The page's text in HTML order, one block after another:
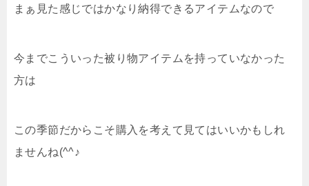
まぁ見た感じではかなり納得できるアイテムなので
今までこういった被り物アイテムを持っていなかった
方は
この季節だからこそ購入を考えて見てはいいかもしれ
ませんね(^^♪